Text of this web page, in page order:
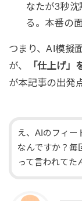
なたが3秒
る。本番の
つまり、AI模擬
が、
「仕上げ
が本記事の出発
え、AIのフィー
なんですか？毎
って言われて